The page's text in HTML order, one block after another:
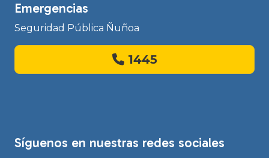
Emergencias
Seguridad Pública Ñuñoa
1445
Síguenos en nuestras redes sociales